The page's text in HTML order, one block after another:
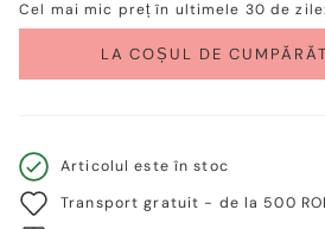
Cel mai mic preț în ultimele 30 de
LA COȘUL DE
Articolul este în stoc
Transport gratuit - de la 500